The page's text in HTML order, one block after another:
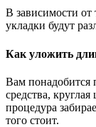
В зависимости
укладки будут
Как уложить
Вам понадобится
средства,
процедура
того стоит.